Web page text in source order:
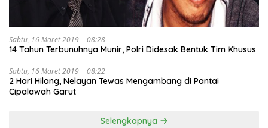
Sabtu, 16 Maret 2019 | 08:28
14 Tahun Terbunuhnya Munir, Polri Didesak Bentuk Tim Khusus
Sabtu, 16 Maret 2019 | 08:22
2 Hari Hilang, Nelayan Tewas Mengambang di Pantai
Cipalawah Garut
Selengkapnya